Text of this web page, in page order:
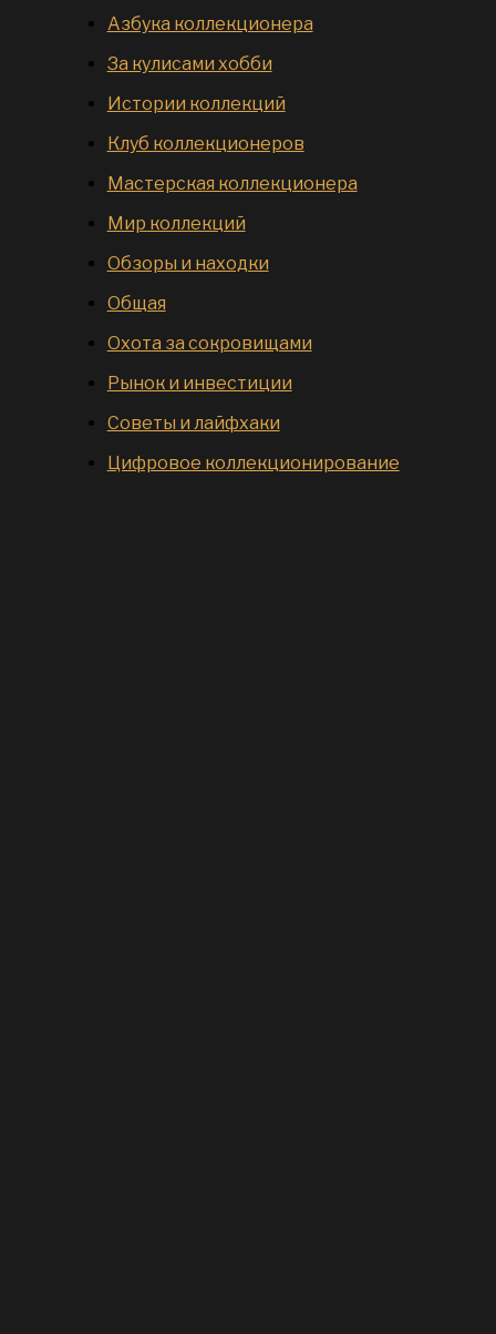
Азбука коллекционера
За кулисами хобби
Истории коллекций
Клуб коллекционеров
Мастерская коллекционера
Мир коллекций
Обзоры и находки
Общая
Охота за сокровищами
Рынок и инвестиции
Советы и лайфхаки
Цифровое коллекционирование